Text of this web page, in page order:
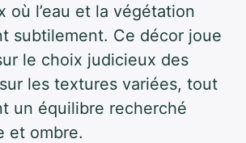
où l’eau et la végétation
subtilement. Ce décor joue
le choix judicieux des
les textures variées, tout
un équilibre recherché
et ombre.